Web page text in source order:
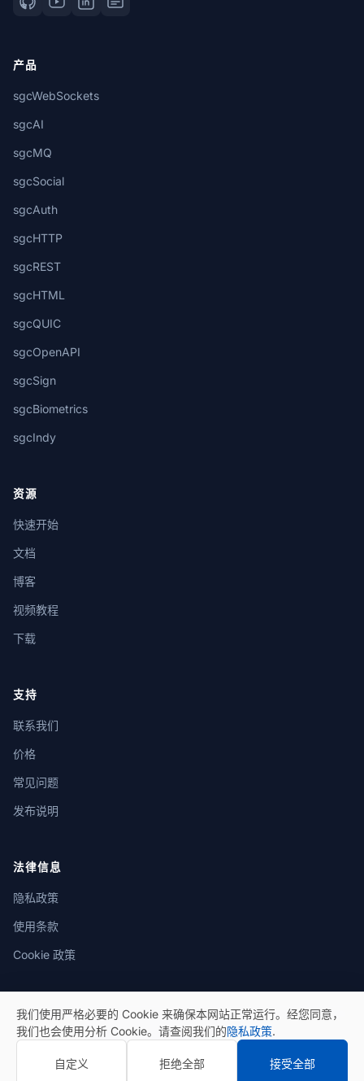
产品
sgcWebSockets
sgcAI
sgcMQ
sgcSocial
sgcAuth
sgcHTTP
sgcREST
sgcHTML
sgcQUIC
sgcOpenAPI
sgcSign
sgcBiometrics
sgcIndy
资源
快速开始
文档
博客
视频教程
下载
支持
联系我们
价格
常见问题
发布说明
法律信息
隐私政策
使用条款
Cookie 政策
© 2026 eSeGeCe。保留所有权利。
隐私政策使用条款
我们使用严格必要的 Cookie 来确保本网站正常运行。经您同意，
我们也会使用分析 Cookie。请查阅我们的隐私政策.
自定义 拒绝全部 接受全部